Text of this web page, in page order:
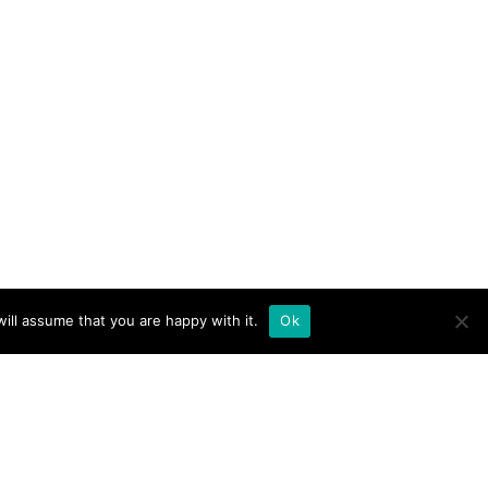
assume that you are happy with it. Ok